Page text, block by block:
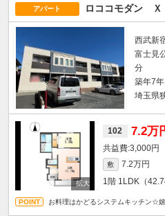
アパート ロココモダン Ｘ
西武新
富士見
分
築年7
埼玉県
102 7.2万
3,000円
敷 7.2万円
1階 1LDK（
お料理はかどるシステムキッチン☆